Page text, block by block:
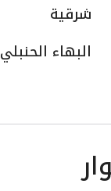
شرقية
البهاء الحنبلي